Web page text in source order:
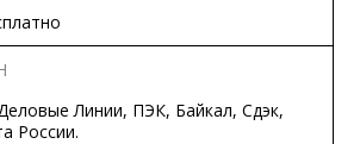
Линии, ПЭК, Байкал, Сдэк,
России.